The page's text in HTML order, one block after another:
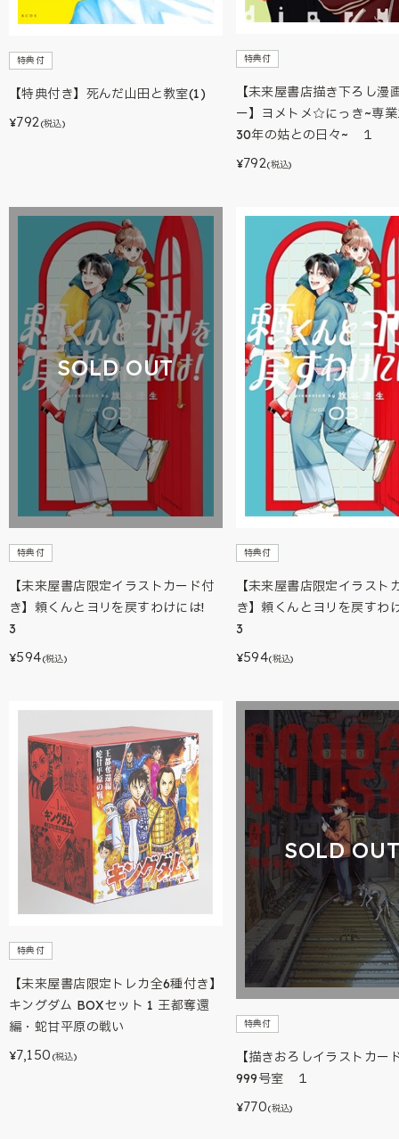
特典付
【特典付き】死んだ山田と教室(1)
¥792(税込)
特典付
【未来屋書店描き下ろし漫
ー】ヨメトメ☆にっき~専
30年の姑との日々~ １
¥792(税込)
SOLD OUT
特典付
【未来屋書店限定イラストカード付
き】頼くんとヨリを戻すわけには!
3
¥594(税込)
特典付
【未来屋書店限定イラスト
き】頼くんとヨリを戻す
3
¥594(税込)
特典付
【未来屋書店限定トレカ全6種付き】
キングダム BOXセット 1 王都奪還
編・蛇甘平原の戦い
¥7,150 (税込)
SOLD
特典付
【描きおろしイラストカー
999号室 １
¥770(税込)